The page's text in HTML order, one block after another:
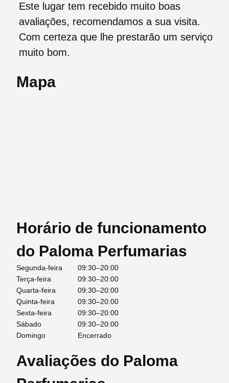
Este lugar tem recebido muito boas
avaliações, recomendamos a sua visita.
Com certeza que lhe prestarão um serviço
muito bom.
Mapa
Horário de funcionamento
do Paloma Perfumarias
Segunda-feira
09:30–20:00
Terça-feira
09:30–20:00
Quarta-feira
09:30–20:00
Quinta-feira
09:30–20:00
Sexta-feira
09:30–20:00
Sábado
09:30–20:00
Domingo
Encerrado
Avaliações do Paloma